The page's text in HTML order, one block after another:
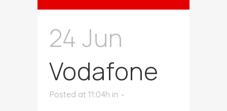
24 Jun
Vodafone
Posted at 11:04h in